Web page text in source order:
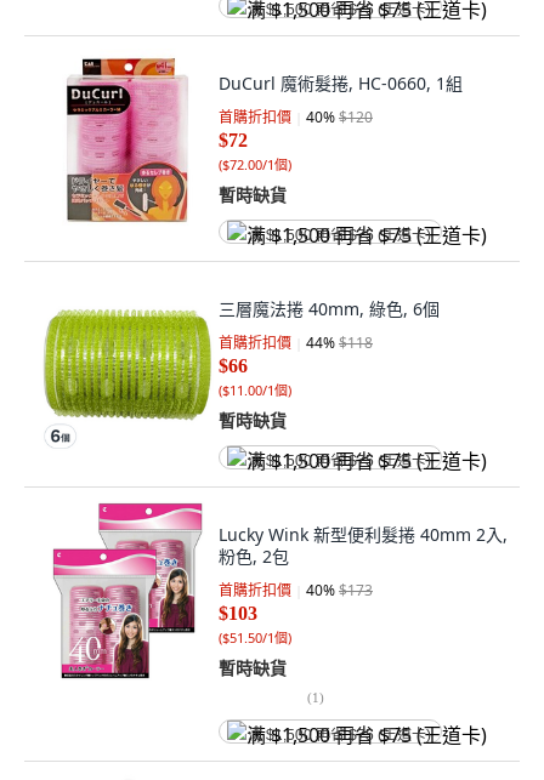
满 $1,500 再省 $75 (王道卡)
DuCurl 魔術髮捲, HC-0660, 1組
首購折扣價 40%$120
$72
($72.00/1個)
暫時缺貨
满 $1,500 再省 $75 (王道卡)
三層魔法捲 40mm, 綠色, 6個
首購折扣價 44%$118
$66
($11.00/1個)
暫時缺貨
满 $1,500 再省 $75 (王道卡)
Lucky Wink 新型便利髮捲 40mm 2入,
粉色, 2包
首購折扣價 40%$173
$103
($51.50/1個)
暫時缺貨
(1)
满 $1,500 再省 $75 (王道卡)